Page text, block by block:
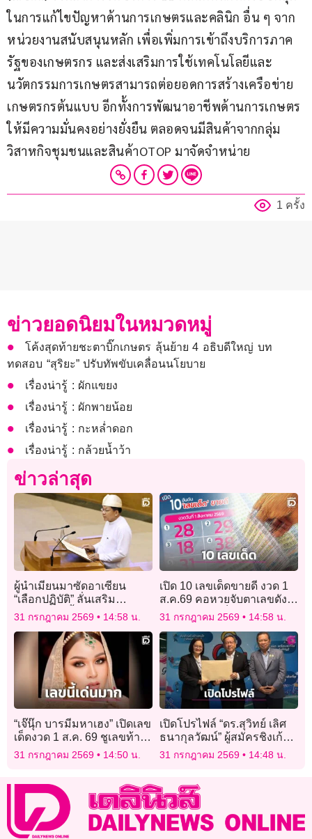
ในการแก้ไขปัญหาด้านการเกษตรและคลินิก อื่น ๆ จาก
หน่วยงานสนับสนุนหลัก เพื่อเพิ่มการเข้าถึงบริการภาค
รัฐของเกษตรกร และส่งเสริมการใช้เทคโนโลยีและ
นวัตกรรมการเกษตรสามารถต่อยอดการสร้างเครือข่าย
เกษตรกรต้นแบบ อีกทั้งการพัฒนาอาชีพด้านการเกษตร
ให้มีความมั่นคงอย่างยั่งยืน ตลอดจนมีสินค้าจากกลุ่ม
วิสาหกิจชุมชนและสินค้าOTOP มาจัดจำหน่าย
1 ครั้ง
ข่าวยอดนิยมในหมวดหมู่
โค้งสุดท้ายชะตาบิ๊กเกษตร ลุ้นย้าย 4 อธิบดีใหญ่ บท
ทดสอบ “สุริยะ” ปรับทัพขับเคลื่อนนโยบาย
เรื่องน่ารู้ : ผักแขยง
เรื่องน่ารู้ : ผักพายน้อย
เรื่องน่ารู้ : กะหล่ำดอก
เรื่องน่ารู้ : กล้วยน้ำว้า
ข่าวล่าสุด
ผู้นำเมียนมาซัดอาเซียน
“เลือกปฏิบัติ” ลั่นเสริม
กองทัพ-เร่งฟื้นฟูเศรษฐกิจ
31 กรกฎาคม 2569 14:58 น.
เปิด 10 เลขเด็ดขายดี งวด 1
ส.ค.69 คอหวยจับตาเลขดัง
ลุ้นรวยกลายเป็นเศรษฐีใหม่
31 กรกฎาคม 2569 14:58 น.
“เจ๊นุ๊ก บารมีมหาเฮง” เปิดเลข
เด็ดงวด 1 ส.ค. 69 ชูเลขท้าย
2 ตัวเลข 3 ตัว
31 กรกฎาคม 2569 14:50 น.
เปิดโปรไฟล์ “ดร.สุวิทย์ เลิศ
ธนากุลวัฒน์” ผู้สมัครชิงเก้าอี้
ผู้ว่าการ กกท. ขออาสานำ
ความรู้พลิกโฉมกีฬาไทย
31 กรกฎาคม 2569 14:48 น.